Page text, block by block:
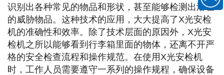
识别出各种常见的物品和形状，甚至能够检测出潜在
的威胁物品。这种技术的应用，大大提高了X光安检
机的准确性和效率。 除了技术层面的原因外，X光安
检机之所以能够看到行李箱里面的物体，还离不开严
格的安全检查流程和操作规范。在使用X光安检机
时，工作人员需要遵守一系列的操作规程，确保设备
一
扫
关
注
微